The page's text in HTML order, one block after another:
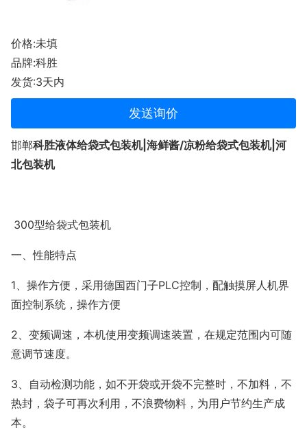
价格:未填
品牌:科胜
发货:3天内
发送询价
邯郸科胜液体给袋式包装机|海鲜酱/凉粉给袋式包装机|河
北包装机
300型给袋式包装机
一、性能特点
1、操作方便，采用德国西门子PLC控制，配触摸屏人机界
面控制系统，操作方便
2、变频调速，本机使用变频调速装置，在规定范围内可随
意调节速度。
3、自动检测功能，如不开袋或开袋不完整时，不加料，不
热封，袋子可再次利用，不浪费物料，为用户节约生产成
本。